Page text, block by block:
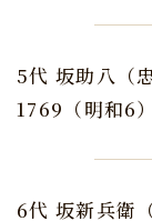
5代 坂助八
1769（明和6
6代 坂新兵衛